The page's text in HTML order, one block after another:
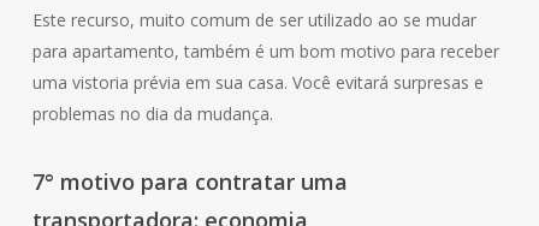
Este recurso, muito comum de ser utilizado ao se mudar
para apartamento, também é um bom motivo para receber
uma vistoria prévia em sua casa. Você evitará surpresas e
problemas no dia da mudança.
7° motivo para contratar uma
transportadora: economia